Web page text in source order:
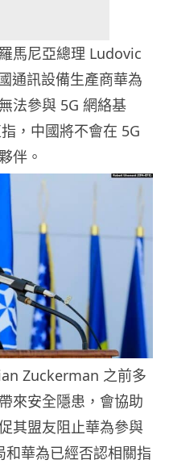
馬尼亞總理 Ludovic
通訊設備生產商華為
法參與 5G 網絡基
，中國將不會在 5G
伴。
Zuckerman 之前多
來安全隱患，會協助
其盟友阻止華為參與
和華為已經否認相關指